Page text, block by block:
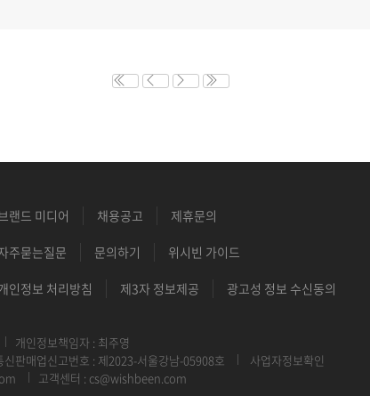
랜드 미디어 채용공고 제휴문의
주묻는질문 문의하기 위시빈 가이드
인정보 처리방침 제3자 정보제공 광고성 정보 수신동의
개인정보책임자 : 최주영
신판매업신고번호 : 제2023-서울강남-05908호
사업자정보확인
고객센터 : cs@wishbeen.com